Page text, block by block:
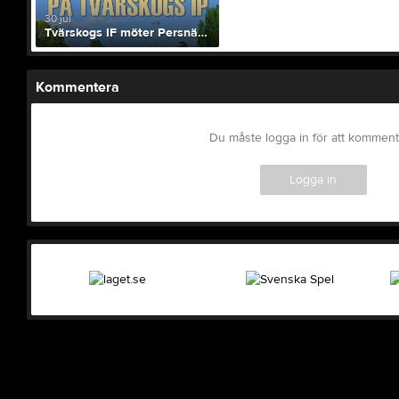
30 jul
Tvärskogs IF möter Persnäs AIF 4/8 19:00
Kommentera
Du måste logga in för att
Logga in